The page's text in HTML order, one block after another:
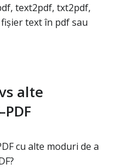
text2pdf, txt2pdf,
text în pdf sau
alte
cu alte moduri de a